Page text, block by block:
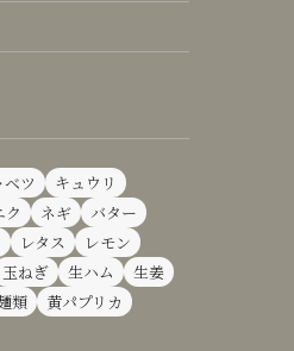
ベツ
キュウリ
ク ネギ
バター
レタス
レモン
玉ねぎ 生ハム
生姜
類 黄パプリカ